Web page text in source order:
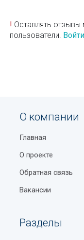
! Оставлять отзывы
пользователи.
О компании
Главная
О проекте
Обратная связь
Вакансии
Разделы